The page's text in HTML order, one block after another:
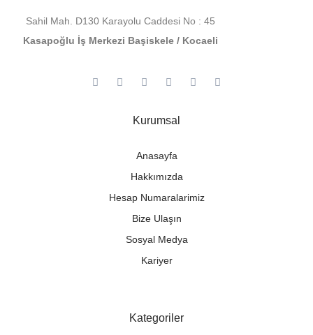
Sahil Mah. D130 Karayolu Caddesi No : 45
Kasapoğlu İş Merkezi Başiskele / Kocaeli
Kurumsal
Anasayfa
Hakkımızda
Hesap Numaralarimiz
Bize Ulaşın
Sosyal Medya
Kariyer
Kategoriler